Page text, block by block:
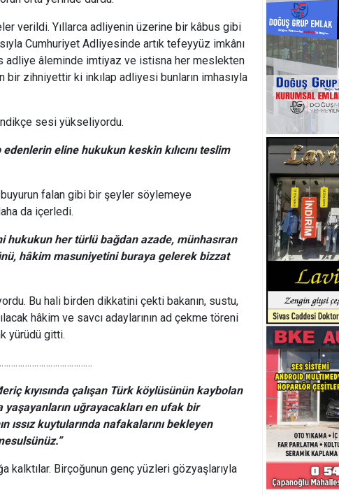
verildi. Yıllarca adliyenin üzerine bir kâbus gibi
Cumhuriyet Adliyesinde artık tefeyyüz imkânı
adliye âleminde imtiyaz ve istisna her meslekten
bir zihniyettir ki inkılap adliyesi bunların imhasıyla
sesi yükseliyordu.
eline hukukun keskin kılıcını teslim
buyurun falan gibi bir şeyler söylemeye
da içerledi.
hukukun her türlü bağdan azade, münhasıran
hâkim masuniyetini buraya gelerek bizzat
Bu hali birden dikkatini çekti bakanın, sustu,
hâkim ve savcı adaylarının ad çekme töreni
yürüdü gitti.
kıyısında çalışan Türk köylüsünün kaybolan
yaşayanların uğrayacakları en ufak bir
ıssız kuytularında nafakalarını bekleyen
kalktılar. Birçoğunun genç yüzleri gözyaşlarıyla